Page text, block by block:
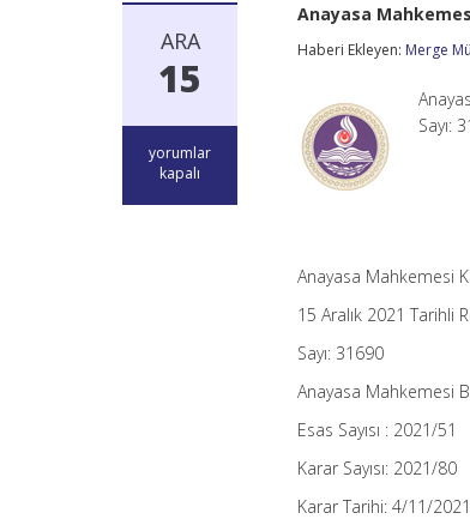
ARA
15
Anayasa
Mahkemesi
yorumlar
kapalı
Anayasa
Haberi Ekleyen: Merge
Sayı:
Anayasa Mahkemesi
15 Aralık 2021 Tarihli
Sayı: 31690
Anayasa Mahkemesi
Esas Sayısı : 2021/51
Karar Sayısı: 2021/80
Karar Tarihi: 4/11/2021